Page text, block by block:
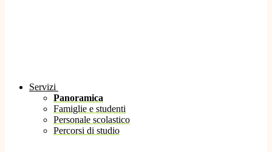
Servizi
Panoramica
Famiglie e studenti
Personale scolastico
Percorsi di studio